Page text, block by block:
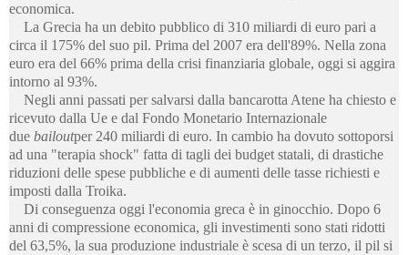
economica.
La Grecia ha un debito pubblico di 310 miliardi di euro pari a
circa il 175% del suo pil. Prima del 2007 era dell'89%. Nella zona
euro era del 66% prima della crisi finanziaria globale, oggi si aggira
intorno al 93%.
Negli anni passati per salvarsi dalla bancarotta Atene ha chiesto e
ricevuto dalla Ue e dal Fondo Monetario Internazionale
due bailoutper 240 miliardi di euro. In cambio ha dovuto sottoporsi
ad una "terapia shock" fatta di tagli dei budget statali, di drastiche
riduzioni delle spese pubbliche e di aumenti delle tasse richiesti e
imposti dalla Troika.
Di conseguenza oggi l'economia greca è in ginocchio. Dopo 6
anni di compressione economica, gli investimenti sono stati ridotti
del 63,5%, la sua produzione industriale è scesa di un terzo, il pil si